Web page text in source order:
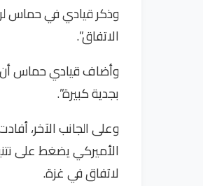
وذكر قيادي في حماس
الاتفاق”.
وأضاف قيادي حماس أن
بجدية كبيرة”.
وعلى الجانب الآخر،
الأميركي يضغط على
لاتفاق في غزة.